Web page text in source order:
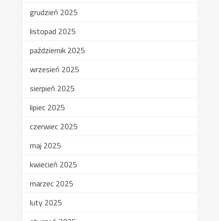
grudzień 2025
listopad 2025
październik 2025
wrzesień 2025
sierpień 2025
lipiec 2025
czerwiec 2025
maj 2025
kwiecień 2025
marzec 2025
luty 2025